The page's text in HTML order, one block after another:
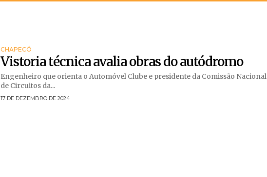
CHAPECÓ
Vistoria técnica avalia obras do autódromo
Engenheiro que orienta o Automóvel Clube e presidente da Comissão Nacional
de Circuitos da...
17 DE DEZEMBRO DE 2024